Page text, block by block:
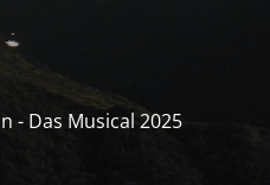
- Das Musical 2025